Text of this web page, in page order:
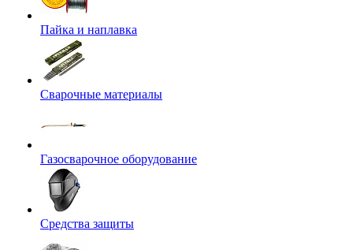
Пайка и наплавка
Сварочные материалы
Газосварочное оборудование
Средства защиты